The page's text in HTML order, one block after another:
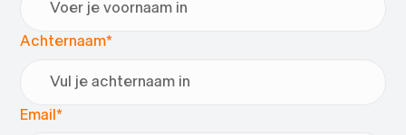
Achternaam*
Email*